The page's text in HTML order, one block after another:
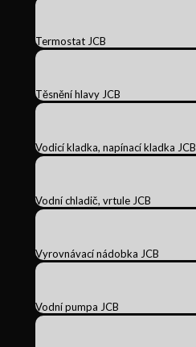
Termostat JCB
Těsnění hlavy JCB
Vodicí kladka, napínací kladka JCB
Vodní chladič, vrtule JCB
Vyrovnávací nádobka JCB
Vodní pumpa JCB